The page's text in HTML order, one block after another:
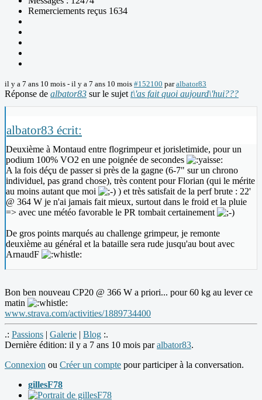
Remerciements reçus 1634
il y a 7 ans 10 mois - il y a 7 ans 10 mois #152100 paralbator83
Réponse de albator83 sur le sujet t\'as fait quoi aujourd\'hui???
albator83 écrit:
Deuxième à Montaud entre flogrimpeur et jorisletimide, pour un
podium 100% VO2 en une poignée de secondes
A la fois déçu de passer si près de la gagne (6-7" sur un chrono
individuel, pas grand chose), très content pour Florian (qui le mérite
au moins autant que moi
) et très satisfait de la perf brute : 22'
@ 364 W je n'ai jamais fait mieux, surtout dans le froid et la pluie
=> avec une météo favorable le PR tombait certainement
De gros points marqués au challenge grimpeur, je remonte
deuxième au général et la bataille sera rude jusqu'au bout avec
ArnaudF
Bon ben nouveau CP20 @ 366 W a priori... pour 60 kg au lever ce
matin
www.strava.com/activities/1889734400
.: Passions | Galerie | Blog :.
Dernière édition: il y a 7 ans 10 mois paralbator83.
Connexion ou Créer un compte pour participer à la conversation.
gillesF78